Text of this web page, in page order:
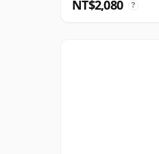
NT$2,080 ?